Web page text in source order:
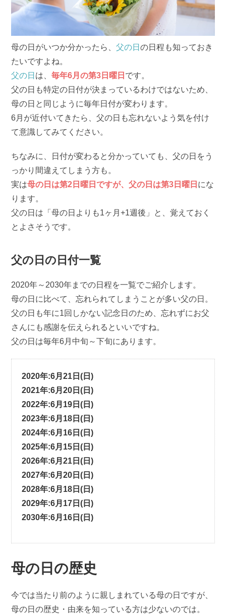
母の日がいつか分かったら、父の日の日程も知っておき
たいですよね。
父の日 は、毎年6月の第3日曜日 です。
父の日も特定の日付が決まっているわけではないため、
母の日と同じように毎年日付が変わります。
6月が近付いてきたら、父の日も忘れないよう気を付け
て意識してみてください。
ちなみに、日付が変わると分かっていても、父の日をう
っかり間違えてしまう方も。
実は母の日は第2日曜日ですが、父の日は第3日曜日 にな
ります。
父の日は「母の日よりも1ヶ月+1週後」と、覚えておく
とよさそうです。
父の日の日付一覧
2020年～2030年までの日程を一覧でご紹介します。
母の日に比べて、忘れられてしまうことが多い父の日。
父の日も年に1回しかない記念日のため、忘れずにお父
さんにも感謝を伝えられるといいですね。
父の日は毎年6月中旬～下旬にあります。
2020年:6月21日(日)
2021年:6月20日(日)
2022年:6月19日(日)
2023年:6月18日(日)
2024年:6月16日(日)
2025年:6月15日(日)
2026年:6月21日(日)
2027年:6月20日(日)
2028年:6月18日(日)
2029年:6月17日(日)
2030年:6月16日(日)
母の日の歴史
今では当たり前のように親しまれている母の日ですが、
母の日の歴史・由来を知っている方は少ないのでは。